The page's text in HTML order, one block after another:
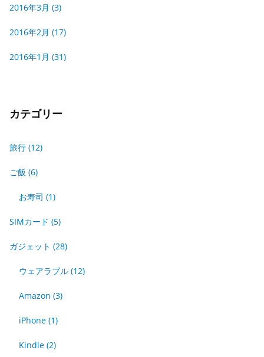
2016年3月 (3)
2016年2月 (17)
2016年1月 (31)
カテゴリー
旅行 (12)
ご飯 (6)
お寿司 (1)
SIMカード (5)
ガジェット (28)
ウェアラブル (12)
Amazon (3)
iPhone (1)
Kindle (2)